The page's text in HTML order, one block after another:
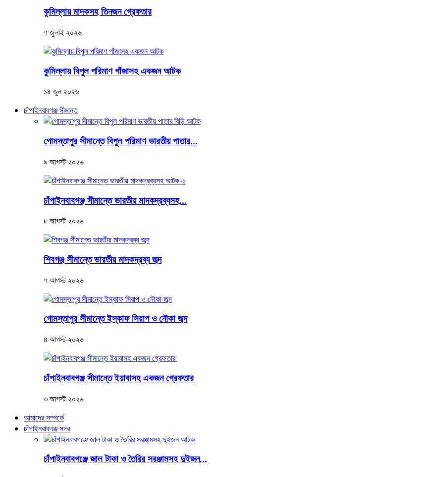
কুমিল্লায় মাদকসহ তিনজন গ্রেফতার
৭ জুলাই ২০২৬
কুমিল্লায় বিপুল পরিমাণ গাঁজাসহ একজন আটক
১৪ জুন ২০২৬
চাঁপাইনবাবগঞ্জ সীমান্ত
গোমস্তাপুর সীমান্তে বিপুল পরিমাণ ভারতীয় পাতার...
৯ আগস্ট ২০২৬
চাঁপাইনবাবগঞ্জ সীমান্তে ভারতীয় মাদকদ্রব্যসহ...
৮ আগস্ট ২০২৬
শিবগঞ্জ সীমান্তে ভারতীয় মাদকদ্রব্য জব্দ
৭ আগস্ট ২০২৬
গোমস্তাপুর সীমান্তে ইস্কাফ সিরাপ ও নৌকা জব্দ
৪ আগস্ট ২০২৬
চাঁপাইনবাবগঞ্জ সীমান্তে ইয়াবাসহ একজন গ্রেফতার
৩ আগস্ট ২০২৬
আমাদের সম্পর্কে
চাঁপাইনবাবগঞ্জ সদর
চাঁপাইনবাবগঞ্জে জাল টাকা ও তৈরির সরঞ্জামসহ দুইজন...